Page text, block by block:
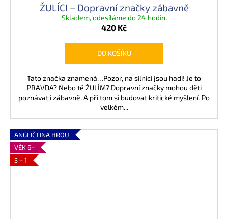
ŽULÍCI – Dopravní značky zábavně
Skladem, odesíláme do 24 hodin.
420 Kč
DO KOŠÍKU
Tato značka znamená…Pozor, na silnici jsou hadi! Je to
PRAVDA? Nebo tě ŽULÍM? Dopravní značky mohou děti
poznávat i zábavně. A při tom si budovat kritické myšlení. Po
velkém...
ANGLIČTINA HROU
VĚK 6+
3 + 1